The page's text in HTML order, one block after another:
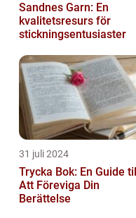
Sandnes Garn: En
kvalitetsresurs för
stickningsentusiaster
31 juli 2024
Trycka Bok: En Guide
Att Föreviga Din
Berättelse